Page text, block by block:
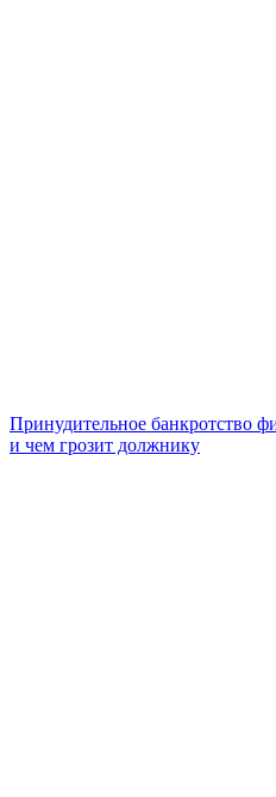
Принудительное банкротство
и чем грозит должнику